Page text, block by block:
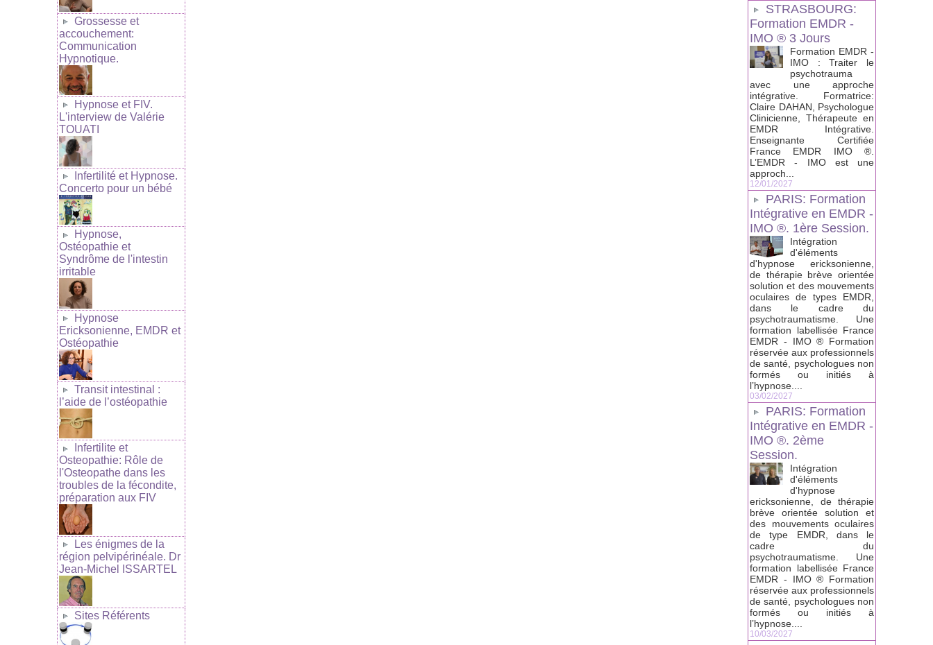
Grossesse et
accouchement:
Communication
Hypnotique.
Hypnose et FIV.
L'interview de Valérie
TOUATI
Infertilité et Hypnose.
Concerto pour un bébé
Hypnose,
Ostéopathie et
Syndrôme de l'intestin
irritable
Hypnose
Ericksonienne, EMDR et
Ostéopathie
Transit intestinal :
l’aide de l’ostéopathie
Infertilite et
Osteopathie: Rôle de
l'Osteopathe dans les
troubles de la fécondite,
préparation aux FIV
Les énigmes de la
région pelvipérinéale. Dr
Jean-Michel ISSARTEL
Sites Référents
STRASBOURG:
Formation EMDR -
IMO ® 3 Jours
Formation EMDR -
IMO : Traiter le
psychotrauma
avec une approche
intégrative. Formatrice:
Claire DAHAN, Psychologue
Clinicienne, Thérapeute en
EMDR Intégrative.
Enseignante Certifiée
France EMDR IMO ®.
L’EMDR - IMO est une
approch...
12/01/2027
PARIS: Formation
Intégrative en EMDR -
IMO ®. 1ère Session.
Intégration
d'éléments
d'hypnose ericksonienne,
de thérapie brève orientée
solution et des mouvements
oculaires de types EMDR,
dans le cadre du
psychotraumatisme. Une
formation labellisée France
EMDR - IMO ® Formation
réservée aux professionnels
de santé, psychologues non
formés ou initiés à
l’hypnose....
03/02/2027
PARIS: Formation
Intégrative en EMDR -
IMO ®. 2ème
Session.
Intégration
d'éléments
d'hypnose
ericksonienne, de thérapie
brève orientée solution et
des mouvements oculaires
de type EMDR, dans le
cadre du
psychotraumatisme. Une
formation labellisée France
EMDR - IMO ® Formation
réservée aux professionnels
de santé, psychologues non
formés ou initiés à
l’hypnose....
10/03/2027